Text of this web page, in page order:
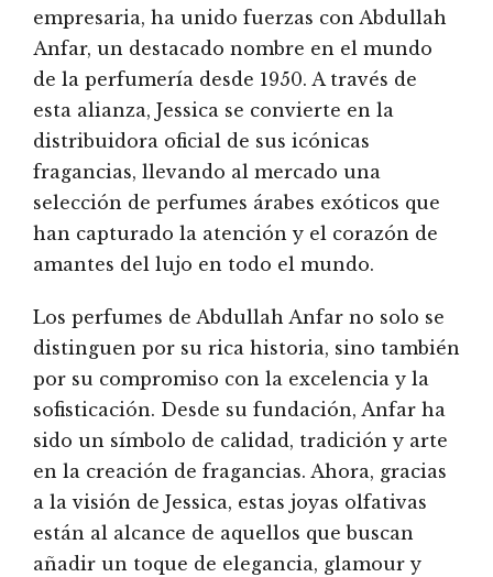
empresaria, ha unido fuerzas con Abdullah
Anfar, un destacado nombre en el mundo
de la perfumería desde 1950. A través de
esta alianza, Jessica se convierte en la
distribuidora oficial de sus icónicas
fragancias, llevando al mercado una
selección de perfumes árabes exóticos que
han capturado la atención y el corazón de
amantes del lujo en todo el mundo.
Los perfumes de Abdullah Anfar no solo se
distinguen por su rica historia, sino también
por su compromiso con la excelencia y la
sofisticación. Desde su fundación, Anfar ha
sido un símbolo de calidad, tradición y arte
en la creación de fragancias. Ahora, gracias
a la visión de Jessica, estas joyas olfativas
están al alcance de aquellos que buscan
añadir un toque de elegancia, glamour y